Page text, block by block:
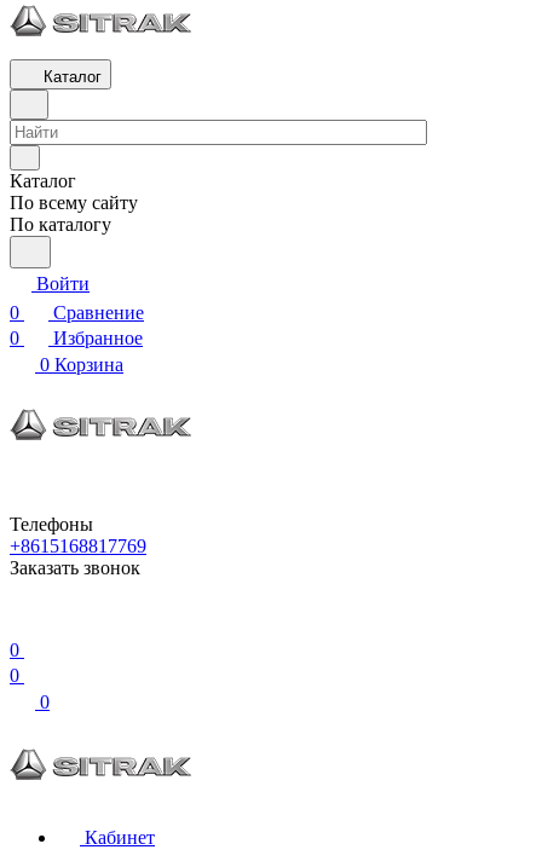
Каталог
Каталог
По всему сайту
По каталогу
Войти
0
Сравнение
0
Избранное
0 Корзина
Телефоны
+8615168817769
Заказать звонок
0
0
0
Кабинет